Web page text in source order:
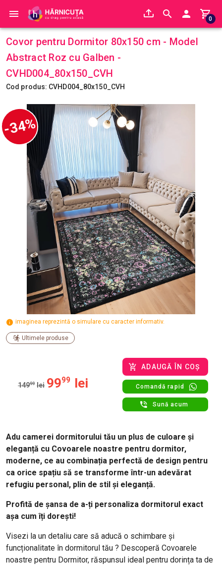
0
Covor pentru Dormitor 80x150 cm - Model
Abstract Roz cu Galben -
CVHD004_80x150_CVH
Cod produs: CVHD004_80x150_CVH
-34%
imaginea reprezintă o simulare cu caracter informativ.
Ultimele produse
14999 lei 9999 lei
ADAUGĂ ÎN COȘ
Comandă rapid
Sună acum
Adu camerei dormitorului tău un plus de culoare și
eleganță cu Covoarele noastre pentru dormitor,
moderne, ce au combinația perfectă de design pentru
ca orice spațiu să se transforme într-un adevărat
refugiu personal, plin de stil și eleganță.
Profită de șansa de a-ți personaliza dormitorul exact
așa cum îți dorești!
Visezi la un detaliu care să aducă o schimbare și
funcționalitate în dormitorul tău ? Descoperă Covoarele
noastre pentru Dormitor, răspunsul ideal pentru dorința ta de